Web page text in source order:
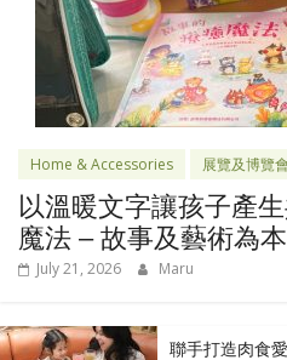
Home & Accessories 展覽及博覽會
以溫暖文字讓孩子產
魔法 – 故事及藝術為
July 21, 2026 Maru
聯手打造肉食